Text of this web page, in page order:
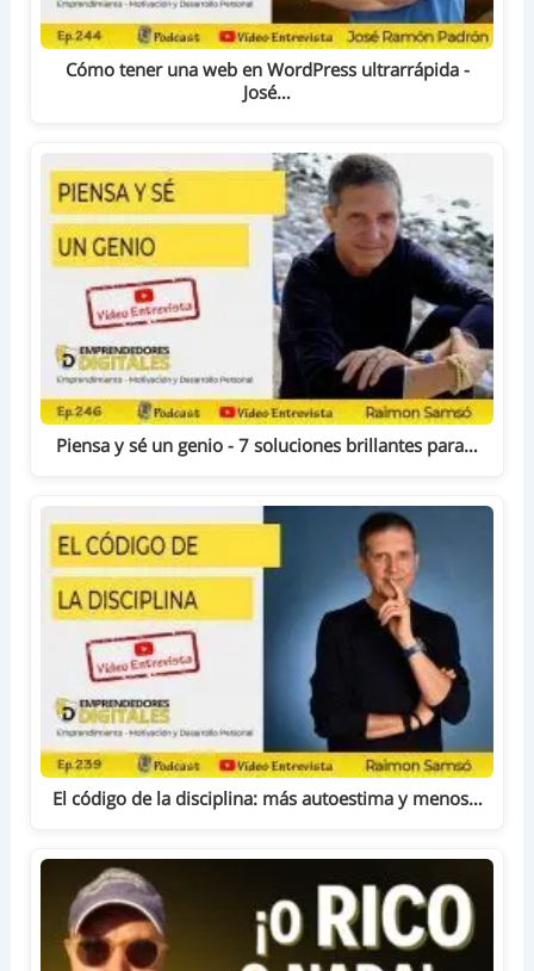
Cómo tener una web en WordPress ultrarrápida -
José…
Piensa y sé un genio - 7 soluciones brillantes para…
El código de la disciplina: más autoestima y menos…